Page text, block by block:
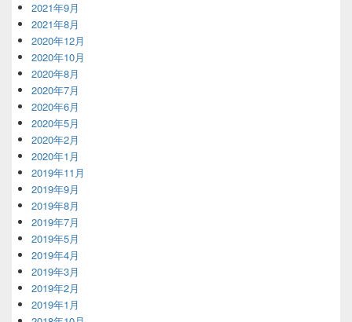
2021年9月
2021年8月
2020年12月
2020年10月
2020年8月
2020年7月
2020年6月
2020年5月
2020年2月
2020年1月
2019年11月
2019年9月
2019年8月
2019年7月
2019年5月
2019年4月
2019年3月
2019年2月
2019年1月